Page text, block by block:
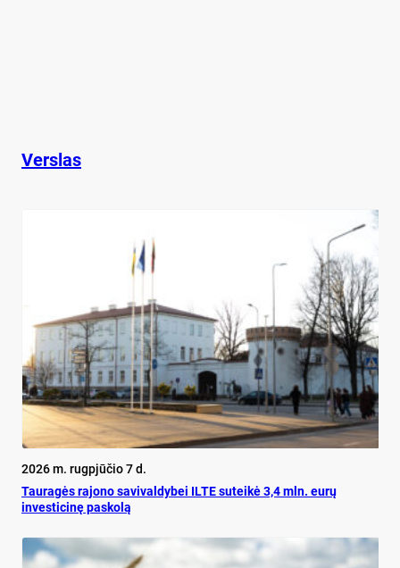
Verslas
2026 m. rugpjūčio 7 d.
Tauragės rajono savivaldybei ILTE suteikė 3,4 mln. eurų
investicinę paskolą